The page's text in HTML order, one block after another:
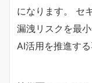
になります。 セ
漏洩リスクを最
AI活用を推進す